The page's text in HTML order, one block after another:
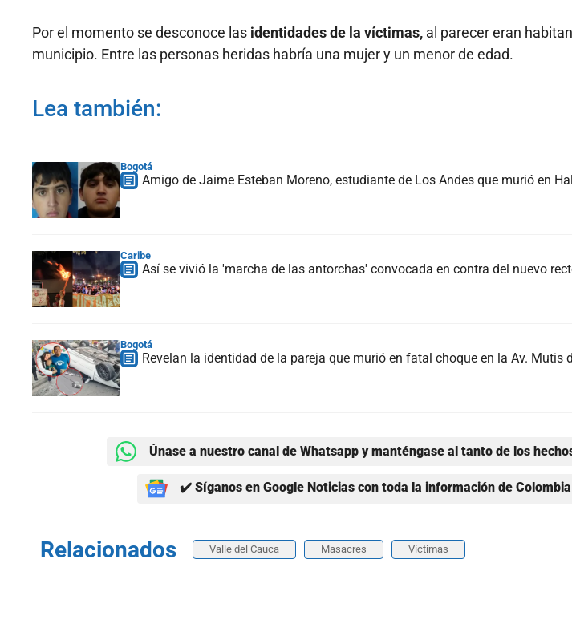
Por el momento se desconoce las identidades de la víctimas, al parecer eran
municipio. Entre las personas heridas habría una mujer y un menor de edad.
Lea también:
Bogotá
Amigo de Jaime Esteban Moreno, estudiante de Los Andes que murió en
Caribe
Así se vivió la 'marcha de las antorchas' convocada en contra del nuevo
Bogotá
Revelan la identidad de la pareja que murió en fatal choque en la Av. Mutis
Únase a nuestro canal de Whatsapp y manténgase al tanto de los
✔️ Síganos en Google Noticias con toda la información de
Relacionados Valle del Cauca Masacres Víctimas